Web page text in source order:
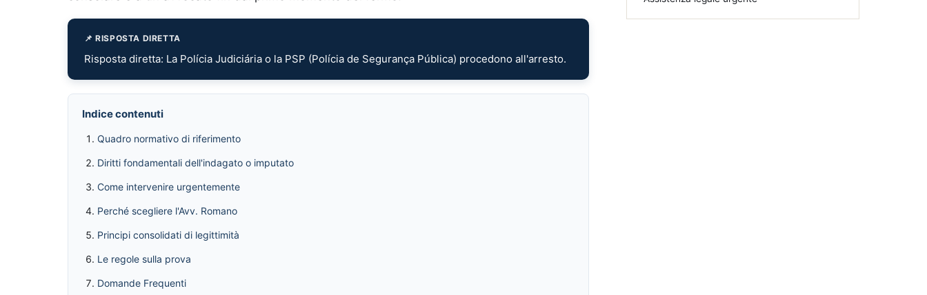
📌 RISPOSTA DIRETTA
Risposta diretta: La Polícia Judiciária o la PSP (Polícia de Segurança Pública) procedono all'arresto.
Indice contenuti
Quadro normativo di riferimento
Diritti fondamentali dell'indagato o imputato
Come intervenire urgentemente
Perché scegliere l'Avv. Romano
Principi consolidati di legittimità
Le regole sulla prova
Domande Frequenti